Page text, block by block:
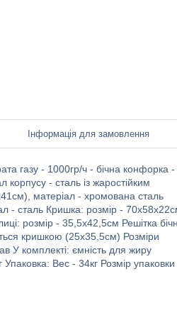
Інформація для замовлення
газу - 1000гр/ч - бічна конфорка -
- сталь із жаростійким
матеріал - хромована сталь
- сталь Кришка: розмір -
розмір - 35,5x42,5см Решітка
кришкою (25х35,5см) Розміри
комплекті: ємність для жиру
Упаковка: Вес - 34кг Розмір